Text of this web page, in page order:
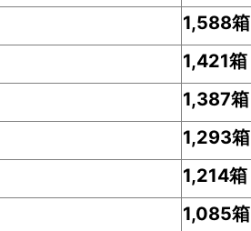
1,588箱
1,421箱
1,387箱
1,293箱
1,214箱
1,085箱